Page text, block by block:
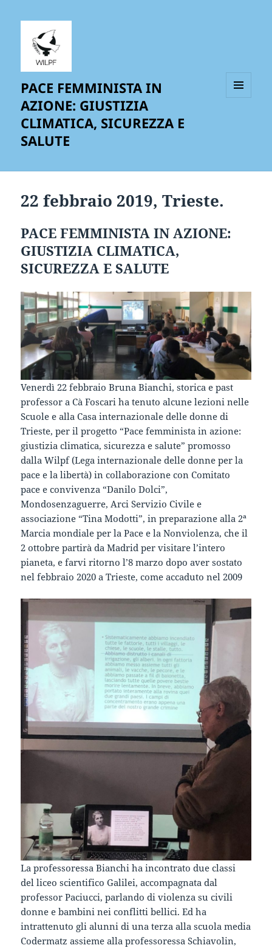
PACE FEMMINISTA IN
AZIONE: GIUSTIZIA
CLIMATICA, SICUREZZA E
SALUTE
22 febbraio 2019, Trieste.
PACE FEMMINISTA IN AZIONE:
GIUSTIZIA CLIMATICA,
SICUREZZA E SALUTE
Venerdì 22 febbraio Bruna Bianchi, storica e past
professor a Cà Foscari ha tenuto alcune lezioni nelle
Scuole e alla Casa internazionale delle donne di
Trieste, per il progetto “Pace femminista in azione:
giustizia climatica, sicurezza e salute” promosso
dalla Wilpf (Lega internazionale delle donne per la
pace e la libertà) in collaborazione con Comitato
pace e convivenza “Danilo Dolci”,
Mondosenzaguerre, Arci Servizio Civile e
associazione “Tina Modotti”, in preparazione alla 2ª
Marcia mondiale per la Pace e la Nonviolenza, che il
2 ottobre partirà da Madrid per visitare l’intero
pianeta, e farvi ritorno l’8 marzo dopo aver sostato
nel febbraio 2020 a Trieste, come accaduto nel 2009
La professoressa Bianchi ha incontrato due classi
del liceo scientifico Galilei, accompagnata dal
professor Paciucci, parlando di violenza su civili
donne e bambini nei conflitti bellici. Ed ha
intrattenuto gli alunni di una terza alla scuola media
Codermatz assieme alla professoressa Schiavolin,